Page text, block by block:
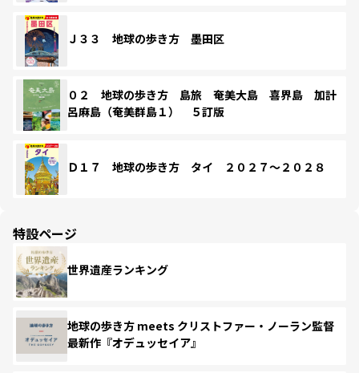
Ｊ３３ 地球の歩き方 墨田区
０２ 地球の歩き方 島旅 奄美大島 喜界島 加計
呂麻島（奄美群島１） ５訂版
Ｄ１７ 地球の歩き方 タイ ２０２７～２０２８
特設ページ
世界遺産ランキング
地球の歩き方 meets クリストファー・ノーラン監督
最新作『オデュッセイア』